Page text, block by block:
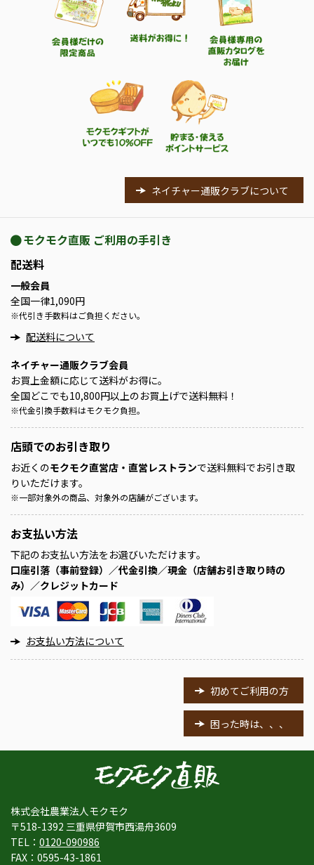
ネイチャー通販クラブについて
モクモク直販 ご利用の手引き
配送料
一般会員
全国一律1,090円
※代引き手数料はご負担ください。
配送料について
ネイチャー通販クラブ会員
お買上金額に応じて送料がお得に。
全国どこでも10,800円以上のお買上げで送料無料！
※代金引換手数料はモクモク負担。
店頭でのお引き取り
お近くのモクモク直営店・直営レストランで送料無料でお引き取
りいただけます。
※一部対象外の商品、対象外の店舗がございます。
お支払い方法
下記のお支払い方法をお選びいただけます。
口座引落（事前登録）／代金引換／現金（店舗お引き取り時の
み）／クレジットカード
お支払い方法について
初めてご利用の方
困った時は、、、
株式会社農業法人モクモク
〒518-1392 三重県伊賀市西湯舟3609
TEL： 0120-090986
FAX：0595-43-1861